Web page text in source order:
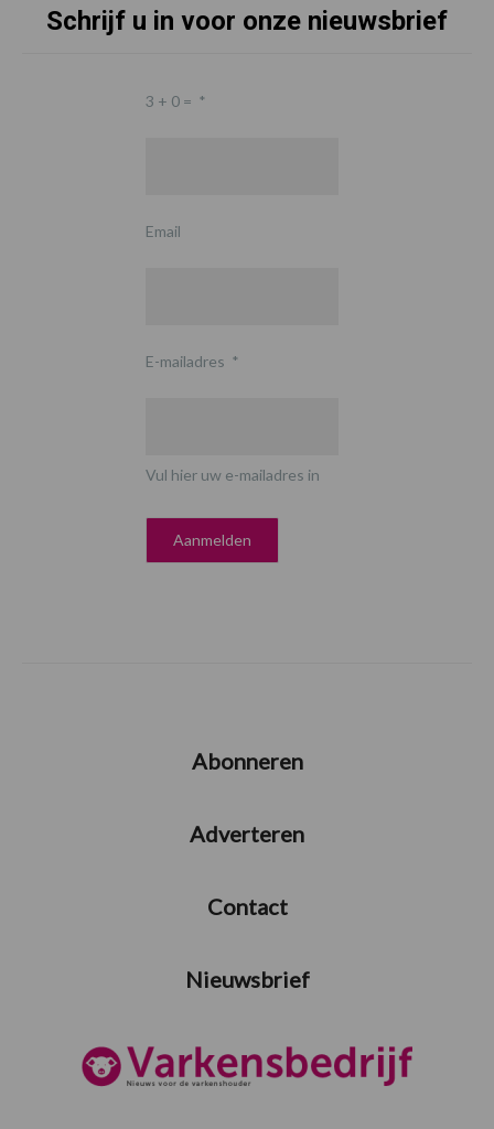
Schrijf u in voor onze nieuwsbrief
3 + 0 = *
Email
E-mailadres *
Vul hier uw e-mailadres in
Abonneren
Adverteren
Contact
Nieuwsbrief